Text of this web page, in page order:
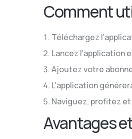
Comment
Téléchargez
Lancez l’application
Ajoutez votre
L’application
Naviguez, profitez
Avantages